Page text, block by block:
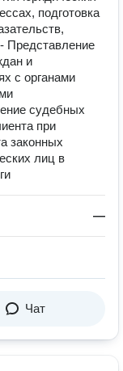
подготовка
Представление
и
с органами
судебных
при
законных
лиц в
—
Чат